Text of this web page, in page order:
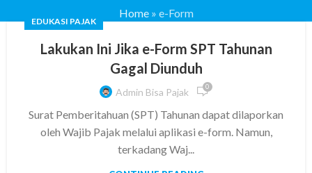
Home» e-Form
EDUKASI PAJAK
Lakukan Ini Jika e-Form SPT Tahunan
Gagal Diunduh
Admin Bisa Pajak 0
Surat Pemberitahuan (SPT) Tahunan dapat dilaporkan
oleh Wajib Pajak melalui aplikasi e-form. Namun,
terkadang Waj...